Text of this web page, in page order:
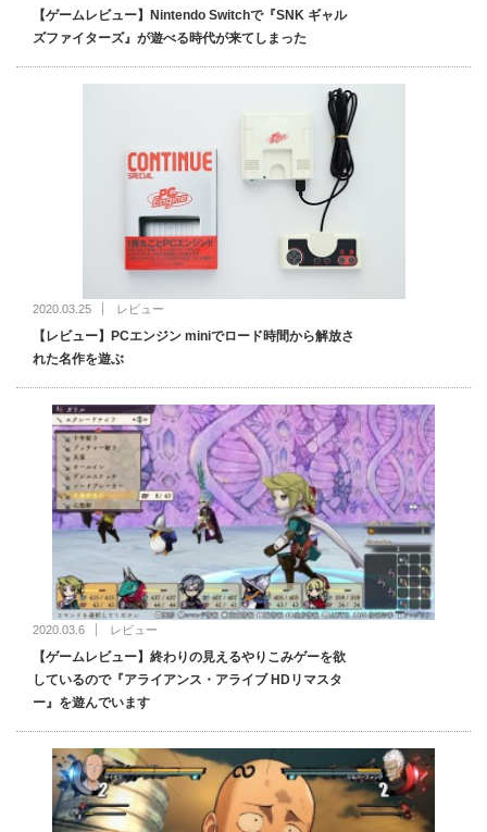
【ゲームレビュー】Nintendo Switchで『SNK ギャル
ズファイターズ』が遊べる時代が来てしまった
2020.03.25 レビュー
【レビュー】PCエンジン miniでロード時間から解放さ
れた名作を遊ぶ
2020.03.6 レビュー
【ゲームレビュー】終わりの見えるやりこみゲーを欲
しているので『アライアンス・アライブ HDリマスタ
ー』を遊んでいます